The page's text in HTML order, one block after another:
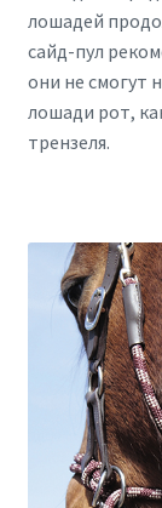
лошадей
сайд-пул
они не смогут
лошади рот,
трензеля.